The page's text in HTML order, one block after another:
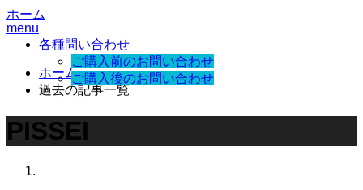
ホーム
各種問い合わせ
ご購入前のお問い合わせ
ご購入後のお問い合わせ
menu
ホーム
過去の記事一覧
PISSEI